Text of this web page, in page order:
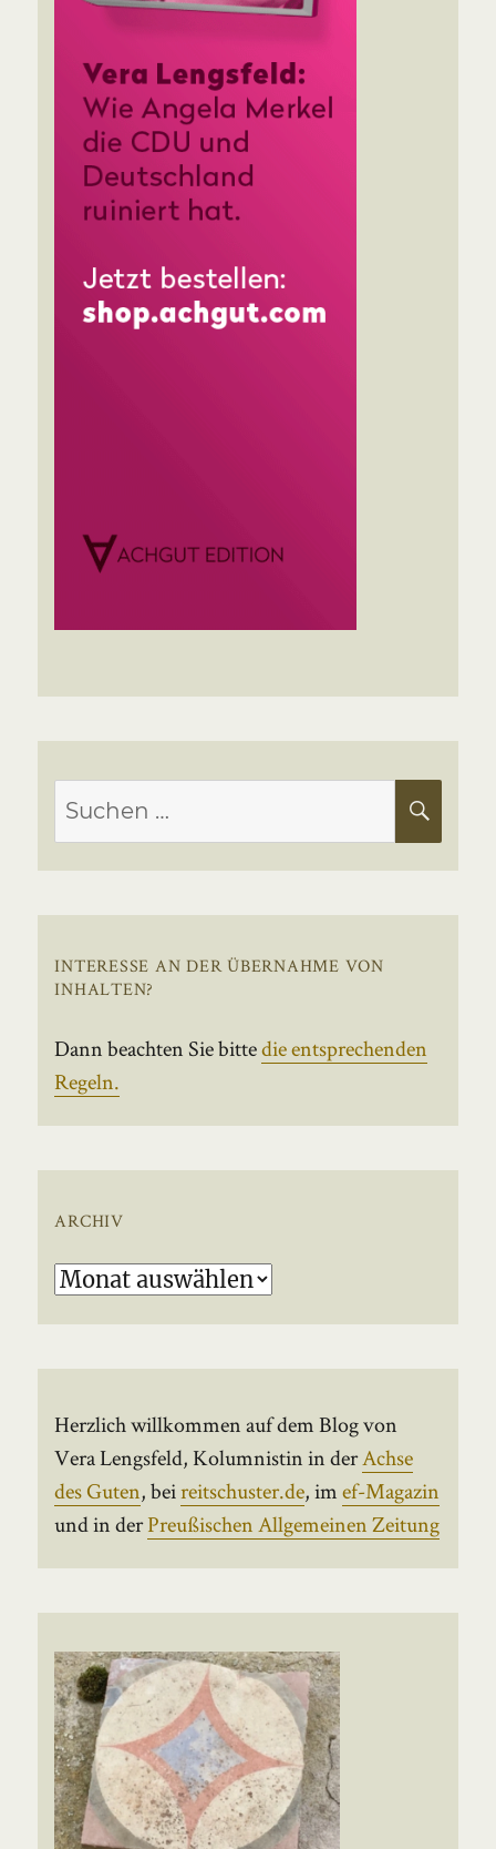
Suchen
nach:
INTERESSE AN DER ÜBERNAHME VON
INHALTEN?
Dann beachten Sie bittedie entsprechenden
Regeln.
ARCHIV
Archiv
Herzlich willkommen auf dem Blog von
Vera Lengsfeld, Kolumnistin in derAchse
des Guten, beireitschuster.de, imef-Magazin
und in derPreußischen Allgemeinen Zeitung